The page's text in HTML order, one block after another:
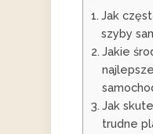
Jak
szyby
Jakie
Jak
trudne